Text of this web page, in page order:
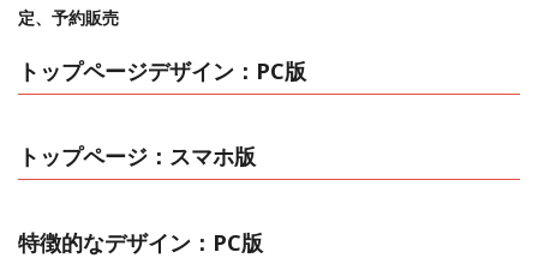
定、予約販売
トップページデザイン：PC版
トップページ：スマホ版
特徴的なデザイン：PC版